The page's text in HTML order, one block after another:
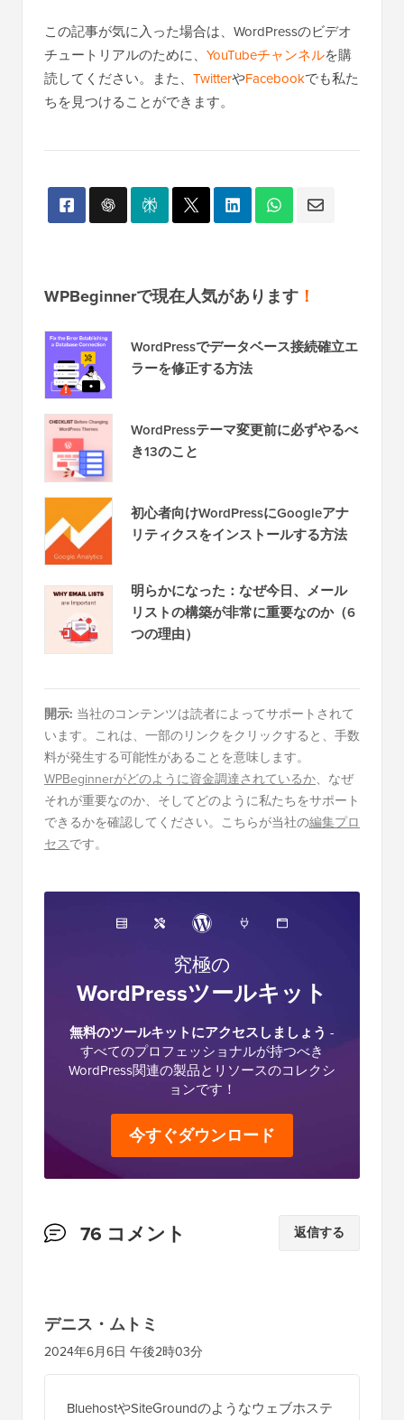
この記事が気に入った場合は、WordPressのビデオ
チュートリアルのために、 YouTubeチャンネルを購
読してください。また、 TwitterやFacebookでも私た
ちを見つけることができます。
WPBeginnerで現在人気があります ！
WordPressでデータベース接続確立エ
ラーを修正する方法
WordPressテーマ変更前に必ずやるべ
き13のこと
初心者向けWordPressにGoogleアナ
リティクスをインストールする方法
明らかになった：なぜ今日、メール
リストの構築が非常に重要なのか（6
つの理由）
開示: 当社のコンテンツは読者によってサポートされて
います。これは、一部のリンクをクリックすると、手数
料が発生する可能性があることを意味します。
WPBeginnerがどのように資金調達されているか、なぜ
それが重要なのか、そしてどのように私たちをサポート
できるかを確認してください。こちらが当社の編集プロ
セスです。
究極の
WordPressツールキット
無料のツールキットにアクセスしましょう -
すべてのプロフェッショナルが持つべき
WordPress関連の製品とリソースのコレクシ
ョンです！
今すぐダウンロード
読
の
イ
ン
76 コメント 返信する
デニス・ムトミ
2024年6月6日 午後2時03分
BluehostやSiteGroundのようなウェブホステ